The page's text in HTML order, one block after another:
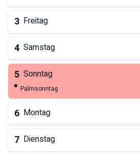
3 Freitag
4 Samstag
5 Sonntag
Palmsonntag
6 Montag
7 Dienstag